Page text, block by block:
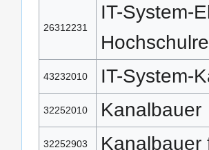
26312231
IT-System-
43232010 IT-System-
32252010 Kanalbauer
32252903 Kanalbauer